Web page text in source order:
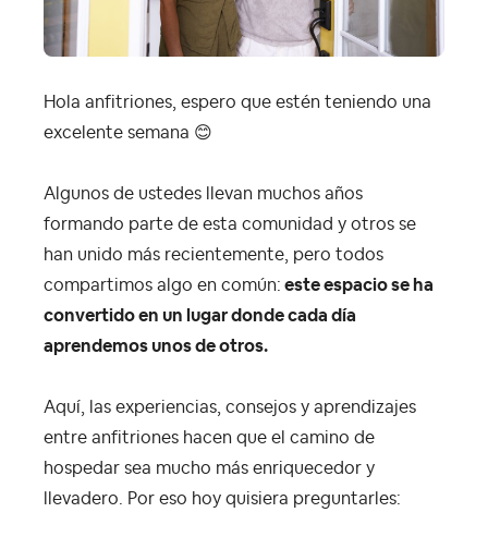
Hola anfitriones, espero que estén teniendo una
excelente semana 😊
Algunos de ustedes llevan muchos años
formando parte de esta comunidad y otros se
han unido más recientemente, pero todos
compartimos algo en común: este espacio se ha
convertido en un lugar donde cada día
aprendemos unos de otros.
Aquí, las experiencias, consejos y aprendizajes
entre anfitriones hacen que el camino de
hospedar sea mucho más enriquecedor y
llevadero. Por eso hoy quisiera preguntarles: